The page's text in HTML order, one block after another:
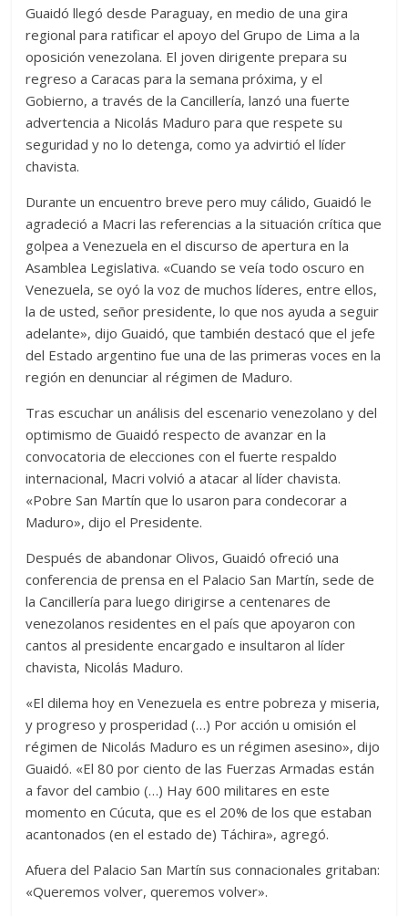
Guaidó llegó desde Paraguay, en medio de una gira
regional para ratificar el apoyo del Grupo de Lima a la
oposición venezolana. El joven dirigente prepara su
regreso a Caracas para la semana próxima, y el
Gobierno, a través de la Cancillería, lanzó una fuerte
advertencia a Nicolás Maduro para que respete su
seguridad y no lo detenga, como ya advirtió el líder
chavista.
Durante un encuentro breve pero muy cálido, Guaidó le
agradeció a Macri las referencias a la situación crítica que
golpea a Venezuela en el discurso de apertura en la
Asamblea Legislativa. «Cuando se veía todo oscuro en
Venezuela, se oyó la voz de muchos líderes, entre ellos,
la de usted, señor presidente, lo que nos ayuda a seguir
adelante», dijo Guaidó, que también destacó que el jefe
del Estado argentino fue una de las primeras voces en la
región en denunciar al régimen de Maduro.
Tras escuchar un análisis del escenario venezolano y del
optimismo de Guaidó respecto de avanzar en la
convocatoria de elecciones con el fuerte respaldo
internacional, Macri volvió a atacar al líder chavista.
«Pobre San Martín que lo usaron para condecorar a
Maduro», dijo el Presidente.
Después de abandonar Olivos, Guaidó ofreció una
conferencia de prensa en el Palacio San Martín, sede de
la Cancillería para luego dirigirse a centenares de
venezolanos residentes en el país que apoyaron con
cantos al presidente encargado e insultaron al líder
chavista, Nicolás Maduro.
«El dilema hoy en Venezuela es entre pobreza y miseria,
y progreso y prosperidad (…) Por acción u omisión el
régimen de Nicolás Maduro es un régimen asesino», dijo
Guaidó. «El 80 por ciento de las Fuerzas Armadas están
a favor del cambio (…) Hay 600 militares en este
momento en Cúcuta, que es el 20% de los que estaban
acantonados (en el estado de) Táchira», agregó.
Afuera del Palacio San Martín sus connacionales gritaban:
«Queremos volver, queremos volver».